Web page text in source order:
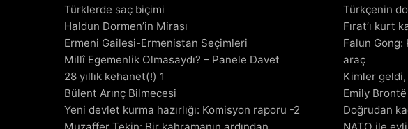
Türklerde saç biçimi
Haldun Dormen’in Mirası
Ermeni Gailesi-Ermenistan Seçimleri
Millî Egemenlik Olmasaydı? – Panele Davet
28 yıllık kehanet(!) 1
Bülent Arınç Bilmecesi
Yeni devlet kurma hazırlığı: Komisyon raporu -2
Türkçenin
Fırat’ı kurt
Falun
araç
Kimler
Emily
Doğrudan